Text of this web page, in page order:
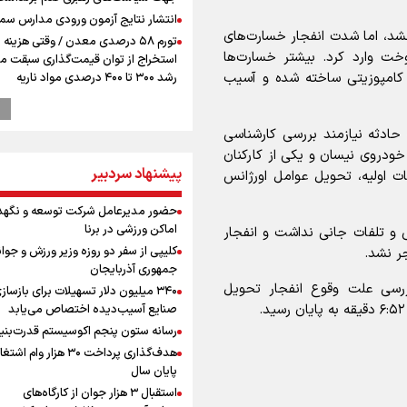
اما شدت انفجار خسارت‌های
وارد کرد. بیشتر خسارت‌ها
کامپوزیتی ساخته شده و آسیب
نیازمند بررسی کارشناسی
این حادثه دو نفر شامل راننده ۶۰ ساله خودروی نیسان و یکی از کارکنان
اولیه، تحویل عوامل اورژانس
تلفات جانی نداشت و انفجار
نشد.
علت وقوع انفجار تحویل
انتشار نتایج آزمون ورودی مدارس
تورم ۵۸ درصدی معدن / وقتی هزینه
استخراج از توان قیمت‌گذاری سبقت
رشد ۳۰۰ تا ۴۰۰ درصدی مواد ناریه
دروازه‌بان سرشناس پرسپولیس در
هیچ اختلافی میان دولت و نیروهای
وجود ندارد
پیش
طلا و دلار در آستانه یک تغییر مهم
همتی: اظهارات جدید آمریکا با
سازگار نیست
طلاق؛ زنگ خطری برای خانواده و
اجتماعی
رونمایی از شماره پیراهن جدید
استقلال
افزایش شمار شهدای لبنان به چهار هزار
۳۳۵ شهید
پیشنهاد سردبیر
حضور مدیرعامل شرکت توسعه و
اماکن ورزشی در برنا
کلیپی از سفر دو روزه وزیر ورزش و
جمهوری آذربایجان
۳۴۰ میلیون دلار تسهیلات برای
صنایع آسیب‌دیده اختصاص می‌یابد
رسانه ستون پنجم اکوسیستم
هدف‌گذاری پرداخت ۳۰ هزار وام
پایان سال
استقبال ۳ هزار جوان از کارگاه‌های